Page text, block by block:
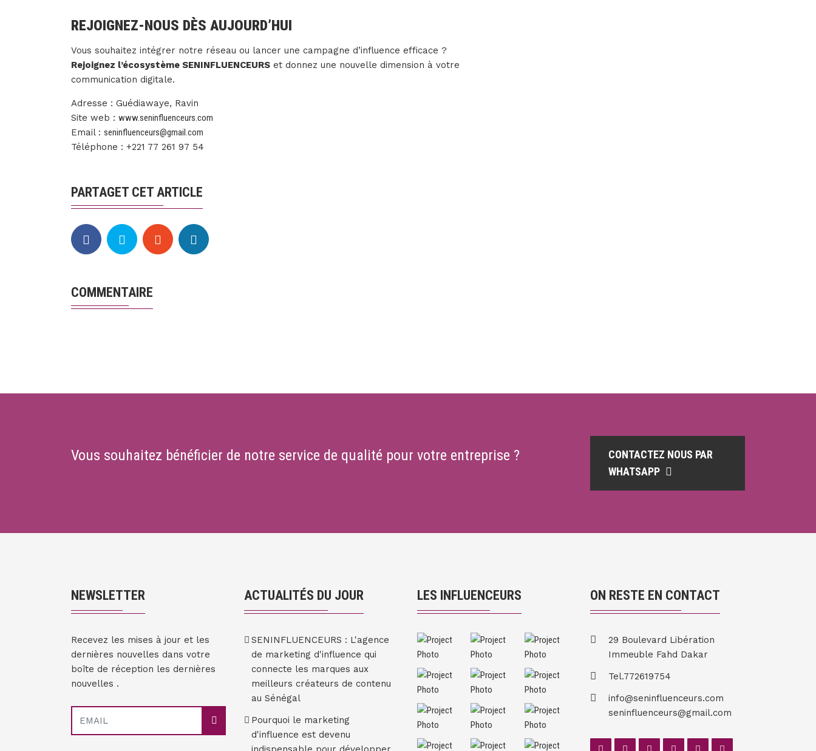
REJOIGNEZ-NOUS DÈS AUJOURD’HUI
Vous souhaitez intégrer notre réseau ou lancer une campagne d’influence efficace ?
Rejoignez l’écosystème SENINFLUENCEURS et donnez une nouvelle dimension à votre
communication digitale.
Adresse : Guédiawaye, Ravin
Site web : www.seninfluenceurs.com
Email : seninfluenceurs@gmail.com
Téléphone : +221 77 261 97 54
PARTAGET CET ARTICLE
COMMENTAIRE
Vous souhaitez bénéficier de notre service de qualité pour votre entreprise ?
CONTACTEZ NOUS PAR
WHATSAPP
NEWSLETTER
Recevez les mises à jour et les
dernières nouvelles dans votre
boîte de réception les dernières
nouvelles .
ACTUALITÉS DU JOUR
SENINFLUENCEURS : L'agence
de marketing d'influence qui
connecte les marques aux
meilleurs créateurs de contenu
au Sénégal
Pourquoi le marketing
d'influence est devenu
LES INFLUENCEURS ON RESTE EN CONTACT
29 Boulevard Libération
Immeuble Fahd Dakar
Tel.772619754
info@seninfluenceurs.com
seninfluenceurs@gmail.com